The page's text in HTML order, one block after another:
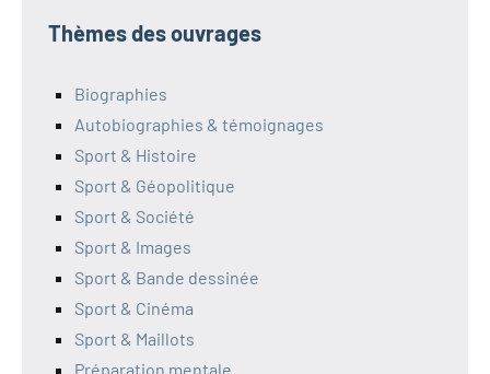
Thèmes des ouvrages
Biographies
Autobiographies & témoignages
Sport & Histoire
Sport & Géopolitique
Sport & Société
Sport & Images
Sport & Bande dessinée
Sport & Cinéma
Sport & Maillots
Préparation mentale